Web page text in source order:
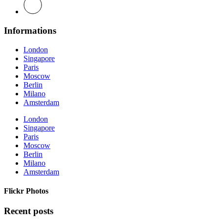
Informations
London
Singapore
Paris
Moscow
Berlin
Milano
Amsterdam
London
Singapore
Paris
Moscow
Berlin
Milano
Amsterdam
Flickr Photos
Recent posts